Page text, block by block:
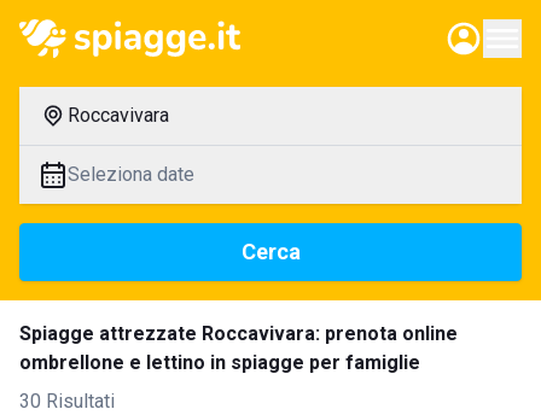
Roccavivara
Seleziona date
Cerca
Spiagge attrezzate Roccavivara: prenota online
ombrellone e lettino in spiagge per famiglie
30 Risultati